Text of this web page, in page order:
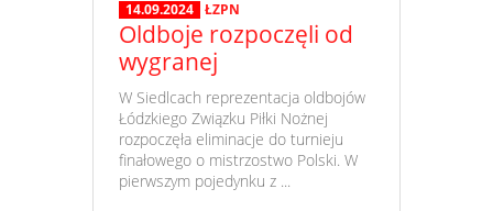
14.09.2024 ŁZPN
Oldboje rozpoczęli od
wygranej
​ W Siedlcach reprezentacja oldbojów
Łódzkiego Związku Piłki Nożnej
rozpoczęła eliminacje do turnieju
finałowego o mistrzostwo Polski. W
pierwszym pojedynku z ...